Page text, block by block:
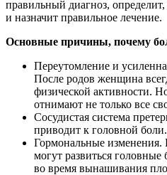
правильный диагноз,
и назначит правильное лечение.
Основные причины, почему
Переутомление и
После родов женщина
физической активности.
отнимают не только все
Сосудистая система
приводит к головной боли.
Гормональные изменения.
могут развиться
во время вынашивания